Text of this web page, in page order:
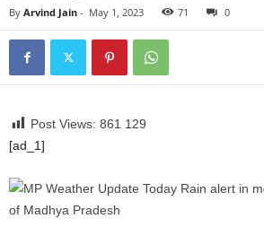
By Arvind Jain - May 1, 2023 71 0
Post Views: 861 129
[ad_1]